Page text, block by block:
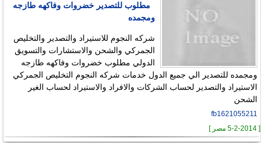
مطلوب للتصدير خضروات وفاكهه طازجه
ومجمده
شركه النجوم للاستيراد والتصدير والتخليص
الجمركي والشحن والاستشارات والتسويق
الدولي مطلوب خضروات وفاكهه طازجه
ومجمده للتصدير الي جميع الدول خدمات شركه النجوم التخليص الجمركي
الاستيراد والتصدير لحساب الشركات والافراد والاستيراد لحساب الغير
الشحن
fb1621055211
[ 5-2-2014 مصر ]